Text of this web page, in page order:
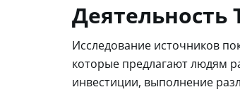
Деятельность
Исследование источников
которые предлагают людям
инвестиции, выполнение